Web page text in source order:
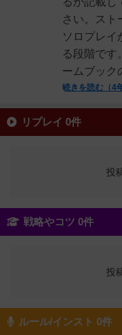
さい。スト
ソロプレイ
る段階です
ームブック
続きを読む（4
リプレイ 0件
投
戦略やコツ 0件
投
ルール/インスト 0件